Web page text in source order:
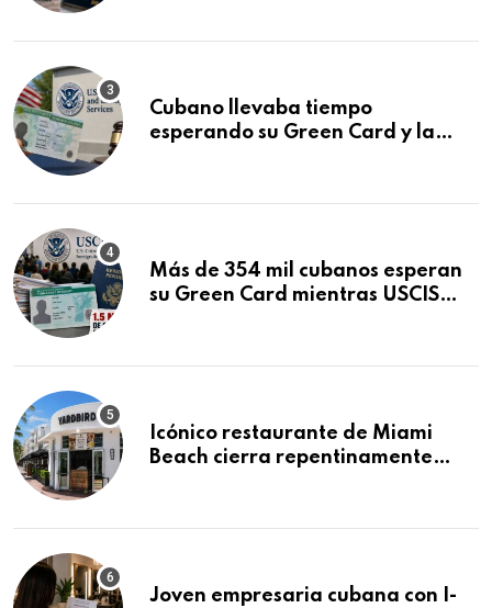
Cubano llevaba tiempo
esperando su Green Card y la
Más de 354 mil cubanos esperan
su Green Card mientras USCIS
Icónico restaurante de Miami
Beach cierra repentinamente
Joven empresaria cubana con I-